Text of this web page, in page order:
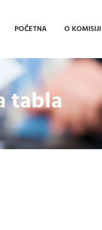
POČETNA O KOMISIJI
tabla